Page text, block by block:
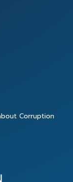
Corruption